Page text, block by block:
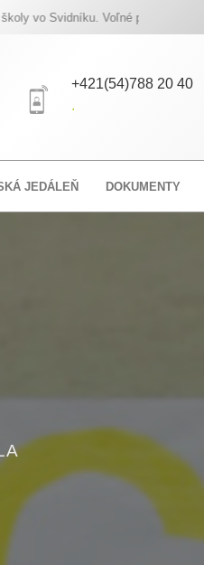
Svidníku. Voľné pracovné miesta.
+421(54)788 20 40
.
JEDÁLEŇ DOKUMENTY